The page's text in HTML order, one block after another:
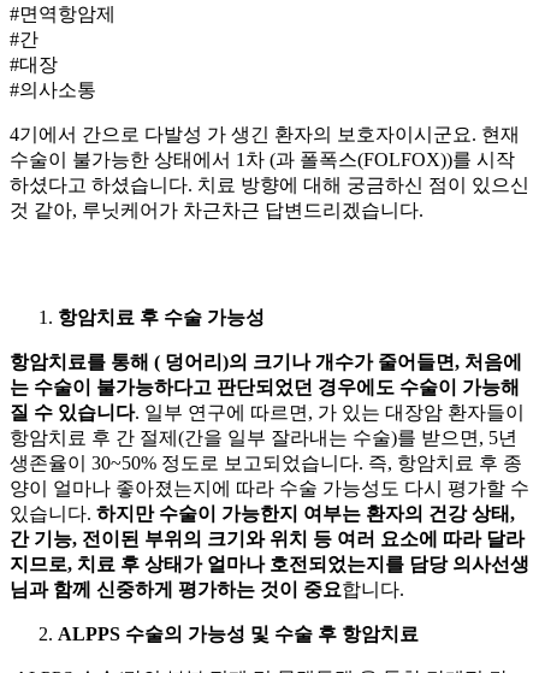
#면역항암제
#간
#대장
#의사소통
4기에서 간으로 다발성 가 생긴 환자의 보호자이시군요. 현재
수술이 불가능한 상태에서 1차 (과 폴폭스(FOLFOX))를 시작
하셨다고 하셨습니다. 치료 방향에 대해 궁금하신 점이 있으신
것 같아, 루닛케어가 차근차근 답변드리겠습니다.
항암치료 후 수술 가능성
항암치료를 통해 ( 덩어리)의 크기나 개수가 줄어들면, 처음에
는 수술이 불가능하다고 판단되었던 경우에도 수술이 가능해
질 수 있습니다. 일부 연구에 따르면, 가 있는 대장암 환자들이
항암치료 후 간 절제(간을 일부 잘라내는 수술)를 받으면, 5년
생존율이 30~50% 정도로 보고되었습니다. 즉, 항암치료 후 종
양이 얼마나 좋아졌는지에 따라 수술 가능성도 다시 평가할 수
있습니다. 하지만 수술이 가능한지 여부는 환자의 건강 상태,
간 기능, 전이된 부위의 크기와 위치 등 여러 요소에 따라 달라
지므로, 치료 후 상태가 얼마나 호전되었는지를 담당 의사선생
님과 함께 신중하게 평가하는 것이 중요합니다.
ALPPS 수술의 가능성 및 수술 후 항암치료